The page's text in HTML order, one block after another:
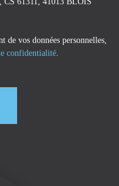
vos données personnelles,
confidentialité